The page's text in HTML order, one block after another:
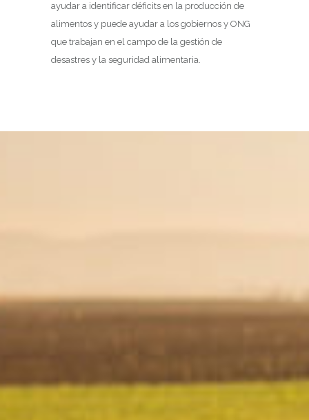
ayudar a identificar déficits en la producción de
alimentos y puede ayudar a los gobiernos y ONG
que trabajan en el campo de la gestión de
desastres y la seguridad alimentaria.